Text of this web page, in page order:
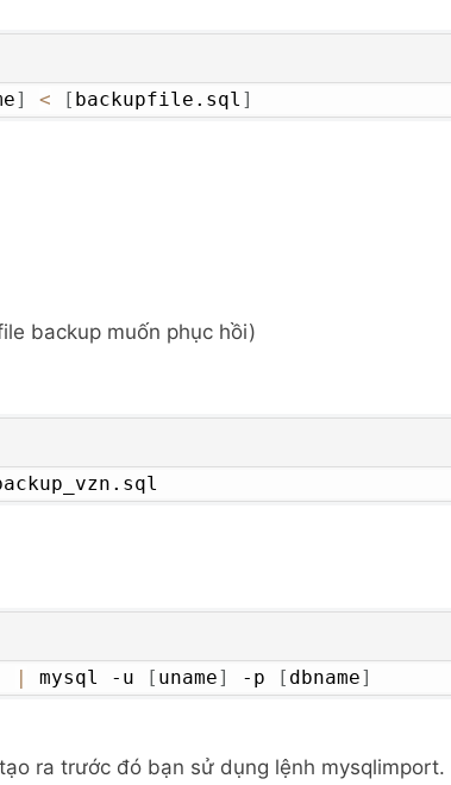
] < [ backupfile.sql ]
backup muốn phục hồi)
| mysql -u [ uname] -p [ dbname]
ra trước đó bạn sử dụng lệnh mysqlimport.